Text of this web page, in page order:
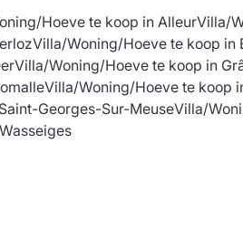
Hoeve te koop in AlleurVilla/
Villa/Woning/Hoeve te koop in
Villa/Woning/Hoeve te koop in
Villa/Woning/Hoeve te koop
Georges-Sur-MeuseVilla/